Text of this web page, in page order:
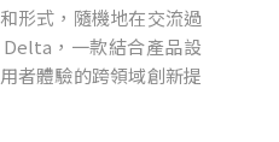
形式，隨機地在交流過
，一款結合產品設
者體驗的跨領域創新提